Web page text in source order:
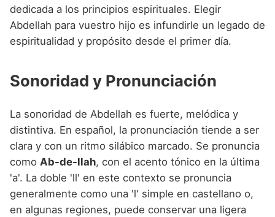
dedicada a los principios espirituales. Elegir
Abdellah para vuestro hijo es infundirle un legado de
espiritualidad y propósito desde el primer día.
Sonoridad y Pronunciación
La sonoridad de Abdellah es fuerte, melódica y
distintiva. En español, la pronunciación tiende a ser
clara y con un ritmo silábico marcado. Se pronuncia
como Ab-de-llah, con el acento tónico en la última
'a'. La doble 'll' en este contexto se pronuncia
generalmente como una 'l' simple en castellano o,
en algunas regiones, puede conservar una ligera